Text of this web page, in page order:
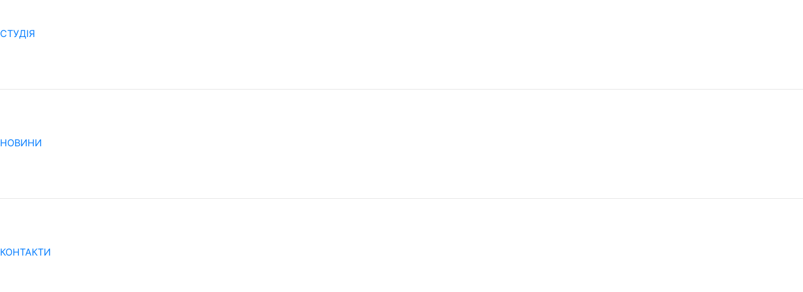
CТУДІЯ
НОВИНИ
КОНТАКТИ